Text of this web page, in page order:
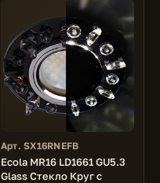
Арт. SX16RNEFB
Ecola MR16 LD1661 GU5.3
Glass Стекло Круг с